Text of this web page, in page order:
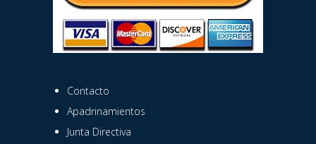
Contacto
Apadrinamientos
Junta Directiva